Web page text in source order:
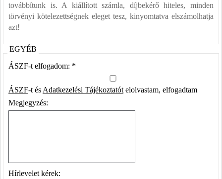
továbbítunk is. A kiállított számla, díjbekérő hiteles, minden
törvényi kötelezettségnek eleget tesz, kinyomtatva elszámolhatja
azt!
EGYÉB
ÁSZF-t elfogadom: *
ÁSZF-t és Adatkezelési Tájékoztatót elolvastam, elfogadtam
Megjegyzés:
Hírlevelet kérek: